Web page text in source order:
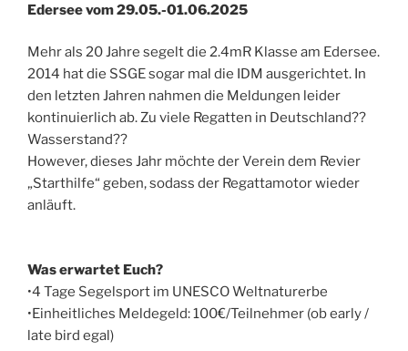
Edersee vom 29.05.-01.06.2025
Mehr als 20 Jahre segelt die 2.4mR Klasse am Edersee.
2014 hat die SSGE sogar mal die IDM ausgerichtet. In
den letzten Jahren nahmen die Meldungen leider
kontinuierlich ab. Zu viele Regatten in Deutschland??
Wasserstand??
However, dieses Jahr möchte der Verein dem Revier
„Starthilfe“ geben, sodass der Regattamotor wieder
anläuft.
Was erwartet Euch?
•4 Tage Segelsport im UNESCO Weltnaturerbe
•Einheitliches Meldegeld: 100€/Teilnehmer (ob early /
late bird egal)